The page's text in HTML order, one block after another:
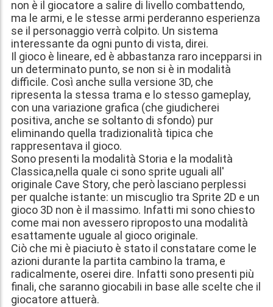
non è il giocatore a salire di livello combattendo,
ma le armi, e le stesse armi perderanno esperienza
se il personaggio verrà colpito. Un sistema
interessante da ogni punto di vista, direi.
Il gioco è lineare, ed è abbastanza raro incepparsi in
un determinato punto, se non si è in modalità
difficile. Così anche sulla versione 3D, che
ripresenta la stessa trama e lo stesso gameplay,
con una variazione grafica (che giudicherei
positiva, anche se soltanto di sfondo) pur
eliminando quella tradizionalità tipica che
rappresentava il gioco.
Sono presenti la modalità Storia e la modalità
Classica,nella quale ci sono sprite uguali all'
originale Cave Story, che però lasciano perplessi
per qualche istante: un miscuglio tra Sprite 2D e un
gioco 3D non è il massimo. Infatti mi sono chiesto
come mai non avessero riproposto una modalità
esattamente uguale al gioco originale.
Ciò che mi è piaciuto è stato il constatare come le
azioni durante la partita cambino la trama, e
radicalmente, oserei dire. Infatti sono presenti più
finali, che saranno giocabili in base alle scelte che il
giocatore attuerà.